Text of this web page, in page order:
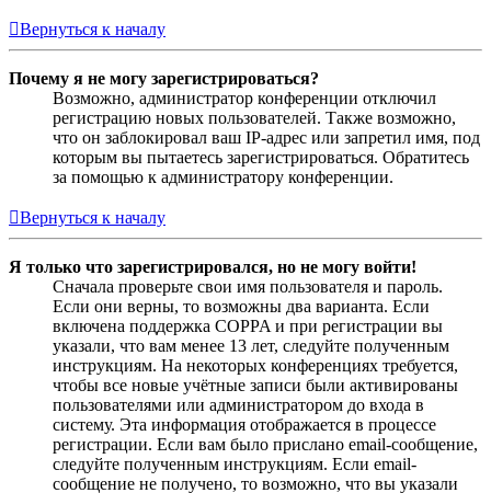
Вернуться к началу
Почему я не могу зарегистрироваться?
Возможно, администратор конференции отключил
регистрацию новых пользователей. Также возможно,
что он заблокировал ваш IP-адрес или запретил имя, под
которым вы пытаетесь зарегистрироваться. Обратитесь
за помощью к администратору конференции.
Вернуться к началу
Я только что зарегистрировался, но не могу войти!
Сначала проверьте свои имя пользователя и пароль.
Если они верны, то возможны два варианта. Если
включена поддержка COPPA и при регистрации вы
указали, что вам менее 13 лет, следуйте полученным
инструкциям. На некоторых конференциях требуется,
чтобы все новые учётные записи были активированы
пользователями или администратором до входа в
систему. Эта информация отображается в процессе
регистрации. Если вам было прислано email-сообщение,
следуйте полученным инструкциям. Если email-
сообщение не получено, то возможно, что вы указали